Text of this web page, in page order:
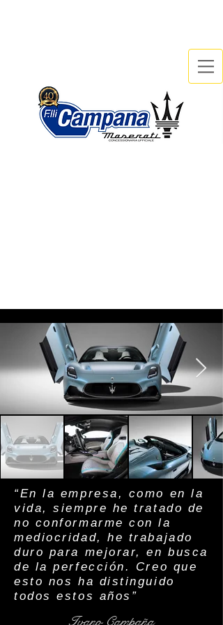
“En la empresa, como en la
vida, siempre he tratado de
no conformarme con la
mediocridad, he trabajado
duro para mejorar, en busca
de la perfección. Creo que
esto nos ha distinguido
todos estos años”